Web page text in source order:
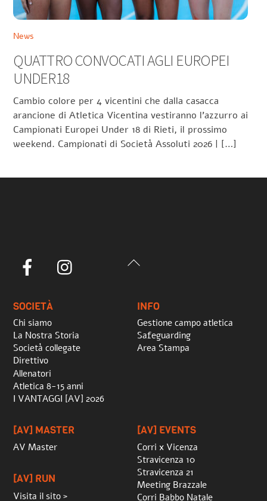
News
QUATTRO CONVOCATI AGLI EUROPEI
UNDER18
Cambio colore per 4 vicentini che dalla casacca
arancione di Atletica Vicentina vestiranno l’azzurro ai
Campionati Europei Under 18 di Rieti, il prossimo
weekend. Campionati di Società Assoluti 2026 | […]
Back
Facebook
SOCIETÀ
Chi siamo
La Nostra Storia
Società collegate
Direttivo
Allenatori
Atletica 8-15 anni
I VANTAGGI [AV] 2026
INFO
Gestione campo atletica
Safeguarding
Area Stampa
[AV] MASTER
AV Master
[AV] RUN
Visita il sito >
[AV] EVENTS
Corri x Vicenza
Stravicenza 10
Stravicenza 21
Meeting Brazzale
Corri Babbo Natale